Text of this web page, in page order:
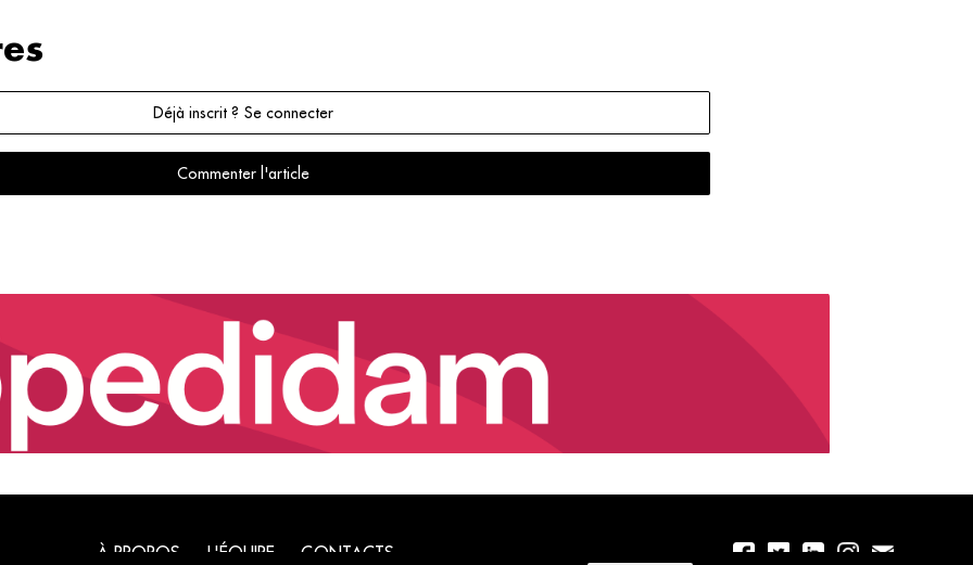
Déjà inscrit ? Se connecter
Commenter l'article
À PROPOS L'ÉQUIPE CONTACTS